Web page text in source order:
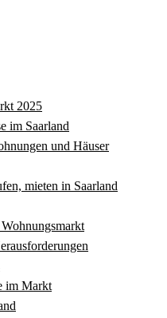
2025
im Saarland
und Häuser
mieten in Saarland
im Markt